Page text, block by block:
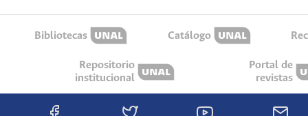
Bibliotecas Catálogo
Repositorio
institucional
Portal de
revistas